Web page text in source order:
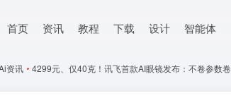
首页 资讯 教程 下载 设计 智能体
资讯 • 4299元、仅40克！讯飞首款AI眼镜发布：不卷参数